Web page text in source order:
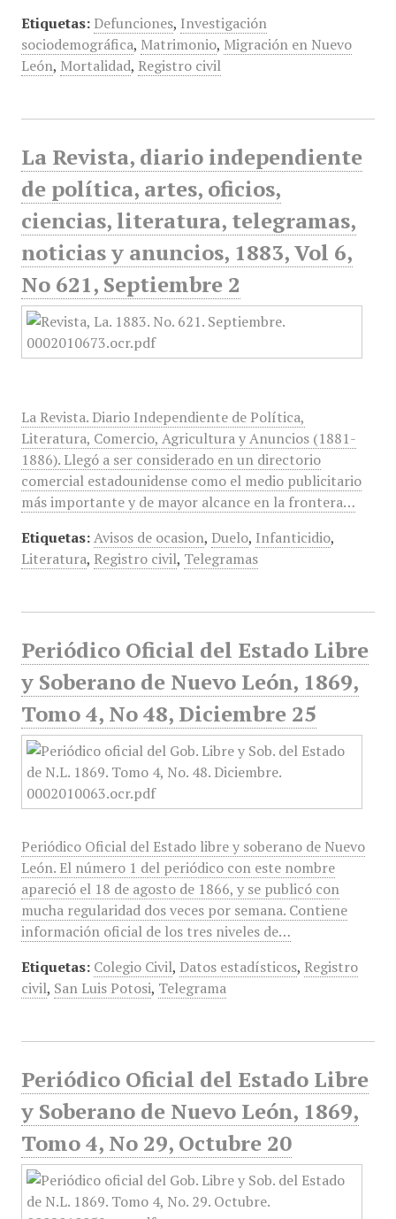
Etiquetas: Defunciones, Investigación
sociodemográfica, Matrimonio, Migración en Nuevo
León, Mortalidad, Registro civil
La Revista, diario independiente
de política, artes, oficios,
ciencias, literatura, telegramas,
noticias y anuncios, 1883, Vol 6,
No 621, Septiembre 2
La Revista. Diario Independiente de Política,
Literatura, Comercio, Agricultura y Anuncios (1881-
1886). Llegó a ser considerado en un directorio
comercial estadounidense como el medio publicitario
más importante y de mayor alcance en la frontera…
Etiquetas: Avisos de ocasion, Duelo, Infanticidio,
Literatura, Registro civil, Telegramas
Periódico Oficial del Estado Libre
y Soberano de Nuevo León, 1869,
Tomo 4, No 48, Diciembre 25
Periódico Oficial del Estado libre y soberano de Nuevo
León. El número 1 del periódico con este nombre
apareció el 18 de agosto de 1866, y se publicó con
mucha regularidad dos veces por semana. Contiene
información oficial de los tres niveles de…
Etiquetas: Colegio Civil, Datos estadísticos, Registro
civil, San Luis Potosi, Telegrama
Periódico Oficial del Estado Libre
y Soberano de Nuevo León, 1869,
Tomo 4, No 29, Octubre 20